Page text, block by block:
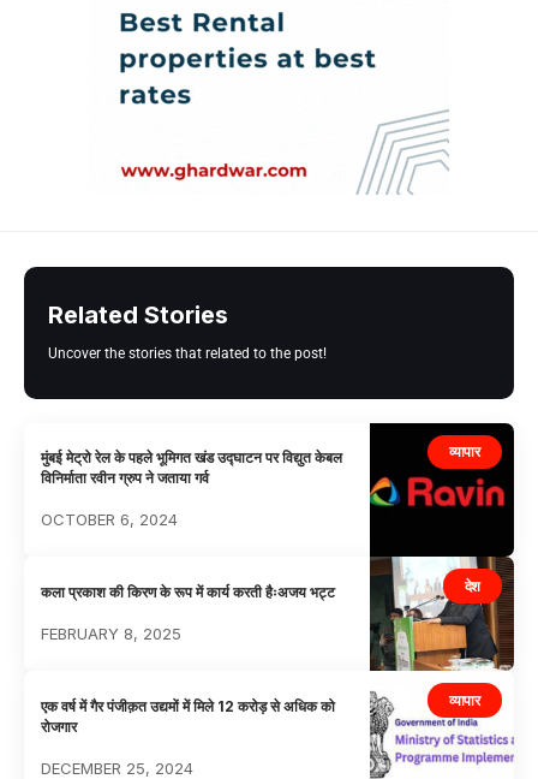
Related Stories
Uncover the stories that related to the post!
व्यापार
मुंबई मेट्रो रेल के पहले भूमिगत खंड उद्घाटन पर विद्युत केबल
विनिर्माता रवीन ग्रुप ने जताया गर्व
OCTOBER 6, 2024
देश
कला प्रकाश की किरण के रूप में कार्य करती हैःअजय भट्ट
FEBRUARY 8, 2025
व्यापार
एक वर्ष में गैर पंजीक़त उद्यमों में मिले 12 करोड़ से अधिक को
रोजगार
DECEMBER 25, 2024